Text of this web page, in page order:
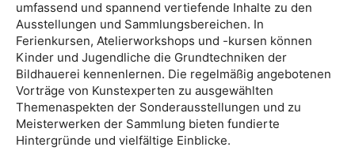
umfassend und spannend vertiefende Inhalte zu den
Ausstellungen und Sammlungsbereichen. In
Ferienkursen, Atelierworkshops und -kursen können
Kinder und Jugendliche die Grundtechniken der
Bildhauerei kennenlernen. Die regelmäßig angebotenen
Vorträge von Kunstexperten zu ausgewählten
Themenaspekten der Sonderausstellungen und zu
Meisterwerken der Sammlung bieten fundierte
Hintergründe und vielfältige Einblicke.